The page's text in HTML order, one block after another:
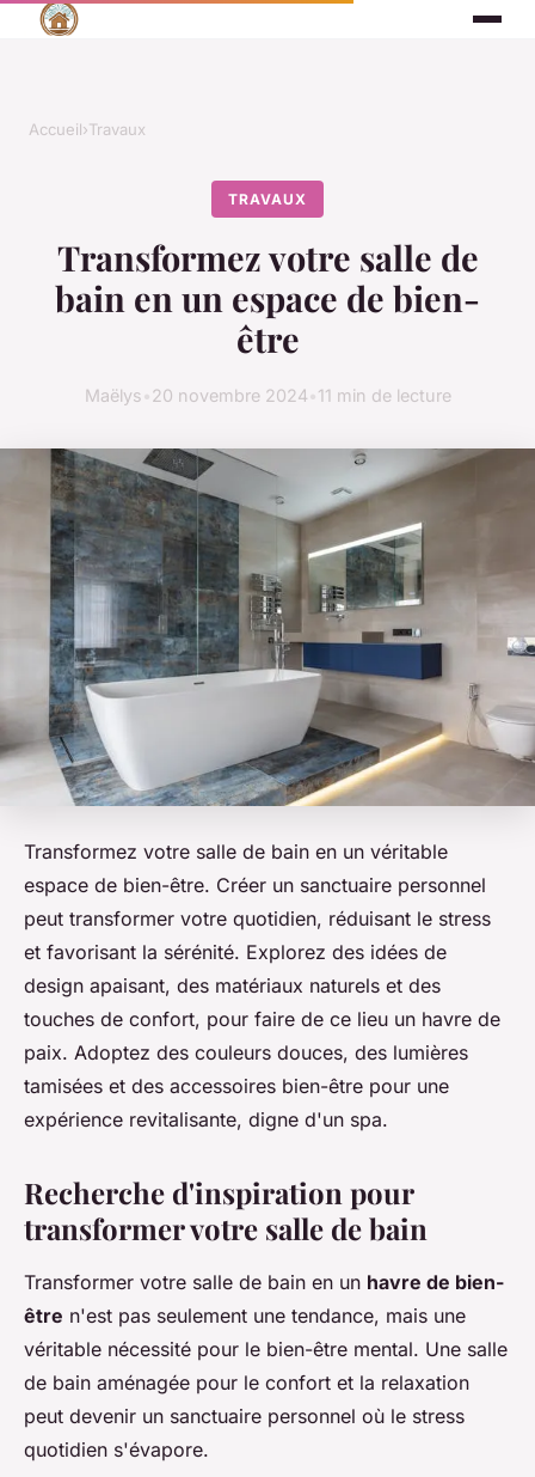
Accueil›Travaux
TRAVAUX
Transformez votre salle de
bain en un espace de bien-
être
Maëlys 20 novembre 2024 11 min de lecture
Transformez votre salle de bain en un véritable
espace de bien-être. Créer un sanctuaire personnel
peut transformer votre quotidien, réduisant le stress
et favorisant la sérénité. Explorez des idées de
design apaisant, des matériaux naturels et des
touches de confort, pour faire de ce lieu un havre de
paix. Adoptez des couleurs douces, des lumières
tamisées et des accessoires bien-être pour une
expérience revitalisante, digne d'un spa.
Recherche d'inspiration pour
transformer votre salle de bain
Transformer votre salle de bain en un havre de bien-
être n'est pas seulement une tendance, mais une
véritable nécessité pour le bien-être mental. Une salle
de bain aménagée pour le confort et la relaxation
peut devenir un sanctuaire personnel où le stress
quotidien s'évapore.